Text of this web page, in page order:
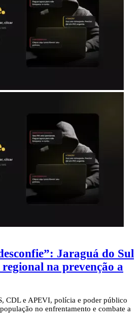
Jaraguá do Sul
na prevenção a
CDL e APEVI, polícia e poder público
no enfrentamento e combate a